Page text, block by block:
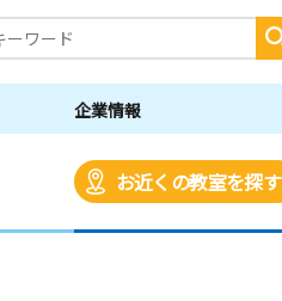
企業情報
お近くの教室を探す